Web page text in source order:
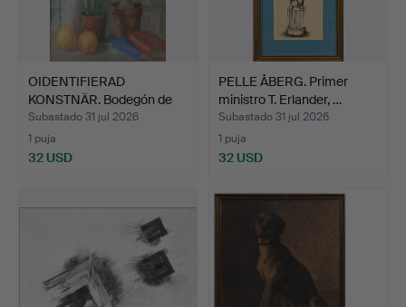
OIDENTIFIERAD
KONSTNÄR. Bodegón de
flores,…
Subastado 31 jul 2026
1 puja
32 USD
PELLE ÅBERG. Primer
ministro T. Erlander, …
Subastado 31 jul 2026
1 puja
32 USD